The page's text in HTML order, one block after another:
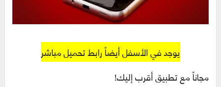
يوجد في الأسفل أيضاً رابط تحميل مباشر
مجاناً مع تطبيق أقرب إليك!